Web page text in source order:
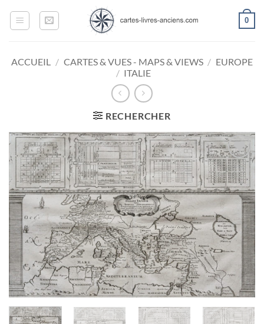
0
ACCUEIL / CARTES & VUES - MAPS & VIEWS / EUROPE
/ ITALIE
RECHERCHER
Ajouter
à la
wishlist